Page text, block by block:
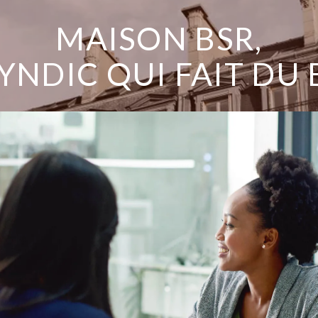
MAISON BSR,
QUI FAIT DU